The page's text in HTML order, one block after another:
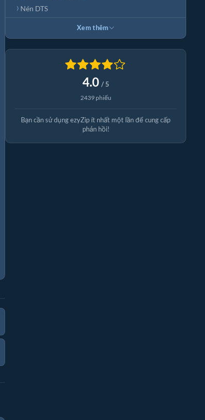
Nén DTS
Xem thêm
4.0 / 5
2439 phiếu
Bạn cần sử dụng ezyZip ít nhất một lần để cung cấp
phản hồi!